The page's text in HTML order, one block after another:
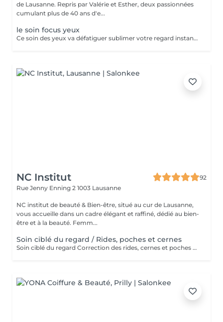
de Lausanne. Repris par Valérie et Esther, deux passionnées
cumulant plus de 40 ans d'e...
le soin focus yeux
Ce soin des yeux va défatiguer sublimer votre regard instantanément.
NC Institut
92
Rue Jenny Enning 2 1003 Lausanne
NC institut de beauté & Bien-être, situé au cur de Lausanne,
vous accueille dans un cadre élégant et raffiné, dédié au bien-
être et à la beauté. Femm...
Soin ciblé du regard / Rides, poches et cernes
Soin ciblé du regard Correction des rides, cernes et poches Ce soin expert est dédié à la zone fragile du contour des yeux, souvent marquée par les signes de fatigue et du vieillissement. Inspiré des techniques de la médecine esthétique, il associe gestuelles Dermostimulantes et actifs anti-âge haute performance pour améliorer visiblement la qualité de la peau. Les rides sont lissées, les poches et les cernes sont atténués, et le regard retrouve éclat, fraîcheur et jeunesse dès le premier soin.